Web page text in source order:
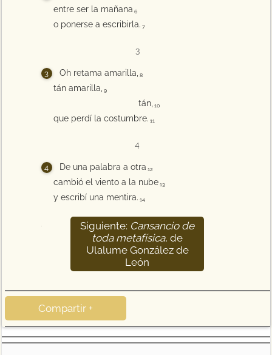
entre ser la mañana 6
o ponerse a escribirla. 7
3
Oh retama amarilla, 8
tán amarilla, 9
tán, 10
que perdí la costumbre. 11
4
De una palabra a otra 12
cambió el viento a la nube 13
y escribí una mentira. 14
Siguiente: Cansancio de
toda metafísica, de
Ulalume González de
León
Compartir +